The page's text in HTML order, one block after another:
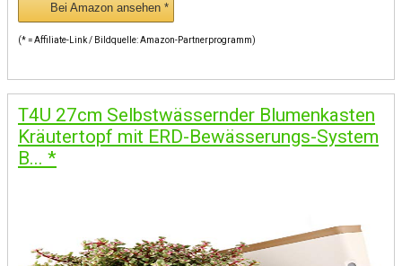
Bei Amazon ansehen *
(* = Affiliate-Link / Bildquelle: Amazon-Partnerprogramm)
T4U 27cm Selbstwässernder Blumenkasten
Kräutertopf mit ERD-Bewässerungs-System
B... *